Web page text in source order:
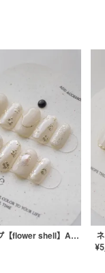
ネイルチップ【flower shell】AE-CONA-03
¥